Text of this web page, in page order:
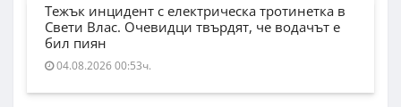
Тежък инцидент с електрическа тротинетка в
Свети Влас. Очевидци твърдят, че водачът е
бил пиян
04.08.2026 00:53ч.